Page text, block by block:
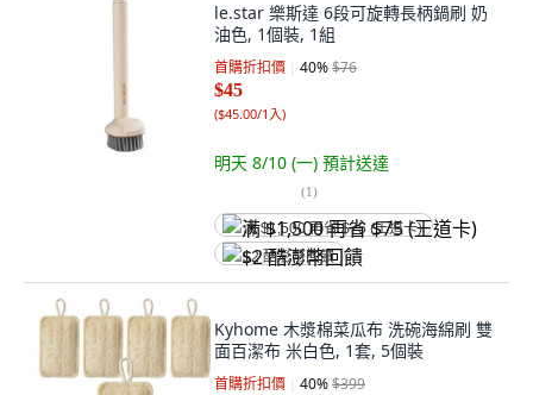
le.star 樂斯達 6段可旋轉長柄鍋刷 奶
油色, 1個裝, 1組
首購折扣價 40%$76
$45
($45.00/1入)
明天 8/10 (一) 預計送達
(1)
满 $1,500 再省 $75 (王道卡)
$2 酷澎幣回饋
Kyhome 木漿棉菜瓜布 洗碗海綿刷 雙
面百潔布 米白色, 1套, 5個裝
首購折扣價 40%$399